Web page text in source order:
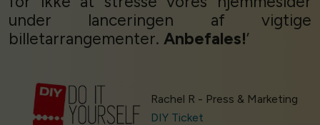
under lanceringen af vigtige
billetarrangementer. Anbefales!’
Rachel R - Press & Marketing
DIY Ticket